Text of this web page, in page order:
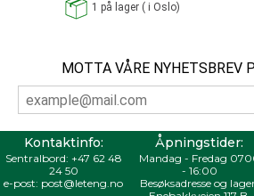
1 på lager ( i Oslo)
MOTTA VÅRE NYHETSBREV
Kontaktinfo:
Sentralbord: +47 62 48
24 50
e-post: post@leteng.no
Åpningstider:
Mandag - Fredag
- 16:00
Besøksadresse og